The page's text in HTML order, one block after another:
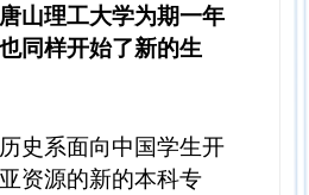
山理工大学为期一年
同样开始了新的生
史系面向中国学生开
资源的新的本科专